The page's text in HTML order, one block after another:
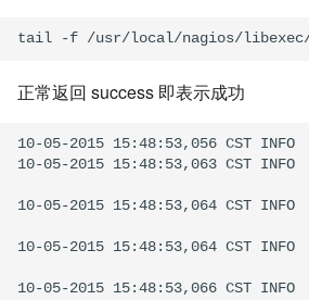
正常返回 success 即表示成功
10-05-2015 15:48:53,056 CST
10-05-2015 15:48:53,063 CST INFO
10-05-2015 15:48:53,064 CST
10-05-2015 15:48:53,064 CST
10-05-2015 15:48:53,066 CST